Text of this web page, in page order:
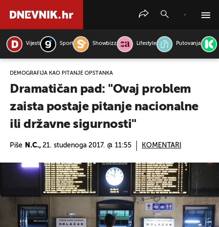
Vijesti Sport Showbizz Lifestyle Putovanja
DEMOGRAFIJA KAO PITANJE OPSTANKA
Dramatičan pad: "Ovaj problem
zaista postaje pitanje nacionalne
ili državne sigurnosti"
Piše N.C., 21. studenoga 2017. @ 11:55 KOMENTARI
PRETRAŽITE VIJESTI